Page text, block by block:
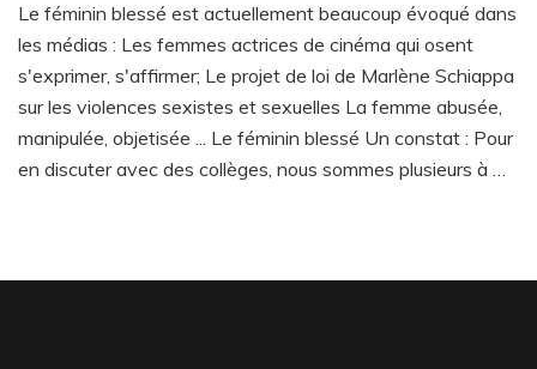
blessé
Le féminin blessé est actuellement beaucoup évoqué dans
les médias : Les femmes actrices de cinéma qui osent
s'exprimer, s'affirmer; Le projet de loi de Marlène Schiappa
sur les violences sexistes et sexuelles La femme abusée,
manipulée, objetisée ... Le féminin blessé Un constat : Pour
en discuter avec des collèges, nous sommes plusieurs à …